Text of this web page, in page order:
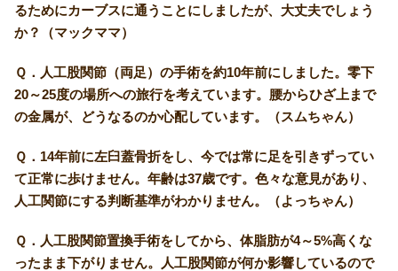
るためにカーブスに通うことにしましたが、大丈夫でしょう
か？（マックママ）
Ｑ．人工股関節（両足）の手術を約10年前にしました。零下
20～25度の場所への旅行を考えています。腰からひざ上まで
の金属が、どうなるのか心配しています。（スムちゃん）
Ｑ．14年前に左臼蓋骨折をし、今では常に足を引きずってい
て正常に歩けません。年齢は37歳です。色々な意見があり、
人工関節にする判断基準がわかりません。（よっちゃん）
Ｑ．人工股関節置換手術をしてから、体脂肪が4～5%高くな
ったまま下がりません。人工股関節が何か影響しているので